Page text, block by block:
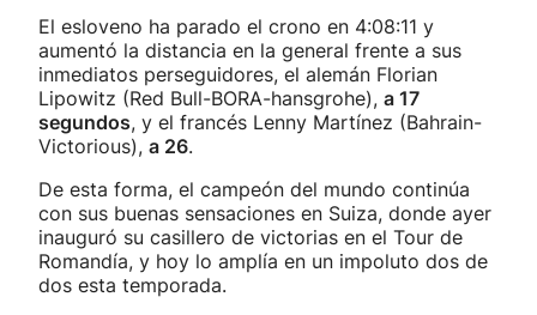
El esloveno ha parado el crono en 4:08:11 y
aumentó la distancia en la general frente a sus
inmediatos perseguidores, el alemán Florian
Lipowitz (Red Bull-BORA-hansgrohe), a 17
segundos, y el francés Lenny Martínez (Bahrain-
Victorious), a 26.
De esta forma, el campeón del mundo continúa
con sus buenas sensaciones en Suiza, donde ayer
inauguró su casillero de victorias en el Tour de
Romandía, y hoy lo amplía en un impoluto dos de
dos esta temporada.